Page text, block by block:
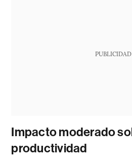
PUBLICIDAD
Impacto moderado
productividad